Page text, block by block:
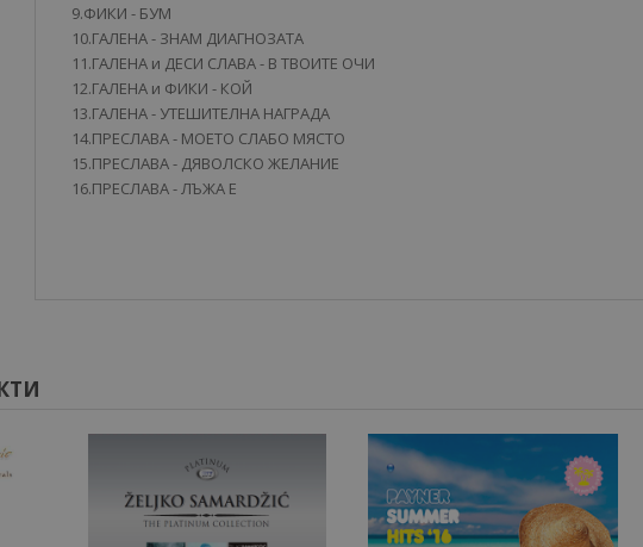
9.ФИКИ - БУМ
10.ГАЛЕНА - ЗНАМ ДИАГНОЗАТА
11.ГАЛЕНА и ДЕСИ СЛАВА - В ТВОИТЕ ОЧИ
12.ГАЛЕНА и ФИКИ - КОЙ
13.ГАЛЕНА - УТЕШИТЕЛНА НАГРАДА
14.ПРЕСЛАВА - МОЕТО СЛАБО МЯСТО
15.ПРЕСЛАВА - ДЯВОЛСКО ЖЕЛАНИЕ
16.ПРЕСЛАВА - ЛЪЖА Е